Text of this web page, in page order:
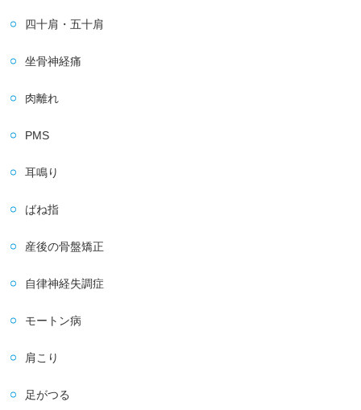
四十肩・五十肩
坐骨神経痛
肉離れ
PMS
耳鳴り
ばね指
産後の骨盤矯正
自律神経失調症
モートン病
肩こり
足がつる